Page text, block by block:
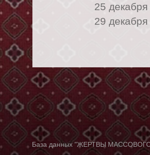
25
29
База данных "ЖЕРТВЫ МАССОВОГО